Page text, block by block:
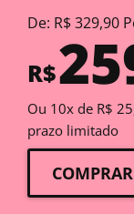
De: R$ 329,90
R$
Ou 10x de R$
prazo limitado